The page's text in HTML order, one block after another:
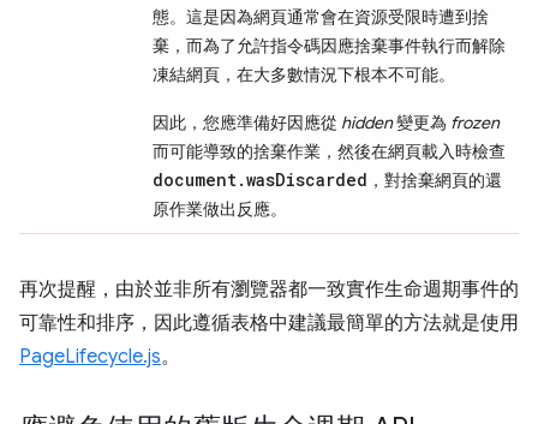
態。這是因為網頁通常會在資源受限時遭到捨
棄，而為了允許指令碼因應捨棄事件執行而解除
凍結網頁，在大多數情況下根本不可能。
因此，您應準備好因應從 hidden變更為 frozen
而可能導致的捨棄作業，然後在網頁載入時檢查
document.wasDiscarded ，對捨棄網頁的還
原作業做出反應。
再次提醒，由於並非所有瀏覽器都一致實作生命週期事件的
可靠性和排序，因此遵循表格中建議最簡單的方法就是使用
PageLifecycle.js。